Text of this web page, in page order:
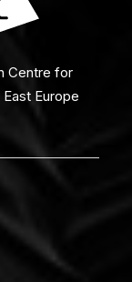
Centre for
Europe